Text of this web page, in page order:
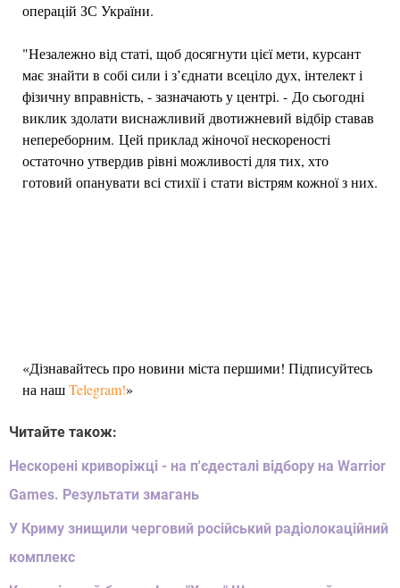
операцій ЗС України.
"Незалежно від статі, щоб досягнути цієї мети, курсант
має знайти в собі сили і з’єднати всеціло дух, інтелект і
фізичну вправність, - зазначають у центрі. - До сьогодні
виклик здолати виснажливий двотижневий відбір ставав
непереборним. Цей приклад жіночої нескореності
остаточно утвердив рівні можливості для тих, хто
готовий опанувати всі стихії і стати вістрям кожної з них.
«Дізнавайтесь про новини міста першими! Підписуйтесь
на нашTelegram!»
Читайте також:
Нескорені криворіжці - на п'єдесталі відбору на Warrior
Games. Результати змагань
У Криму знищили черговий російський радіолокаційний
комплекс